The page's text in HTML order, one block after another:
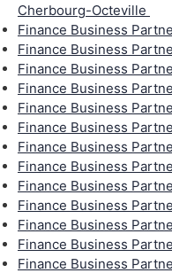
Cherbourg-Octeville
Finance Business
Finance Business
Finance Business
Finance Business
Finance Business
Finance Business
Finance Business
Finance Business
Finance Business
Finance Business
Finance Business
Finance Business
Finance Business